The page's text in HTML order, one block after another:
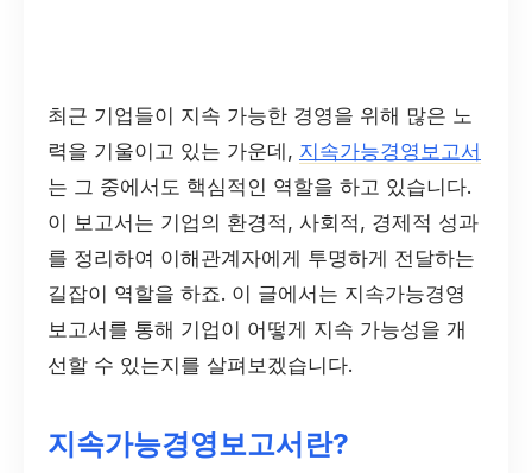
최근 기업들이 지속 가능한 경영을 위해 많은 노
력을 기울이고 있는 가운데, 지속가능경영보고서
는 그 중에서도 핵심적인 역할을 하고 있습니다.
이 보고서는 기업의 환경적, 사회적, 경제적 성과
를 정리하여 이해관계자에게 투명하게 전달하는
길잡이 역할을 하죠. 이 글에서는 지속가능경영
보고서를 통해 기업이 어떻게 지속 가능성을 개
선할 수 있는지를 살펴보겠습니다.
지속가능경영보고서란?